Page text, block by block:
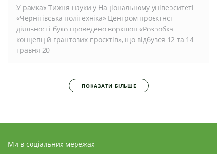
У рамках Тижня науки у Національному університеті
«Чернігівська політехніка» Центром проєктної
діяльності було проведено воркшоп «Розробка
концепцій грантових проєктів», що відбувся 12 та 14
травня 20
ПОКАЗАТИ БІЛЬШЕ
Ми в соціальних мережах